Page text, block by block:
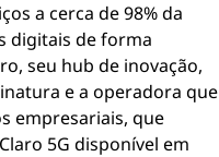
a cerca de 98% da
digitais de forma
seu hub de inovação,
e a operadora que
empresariais, que
5G disponível em